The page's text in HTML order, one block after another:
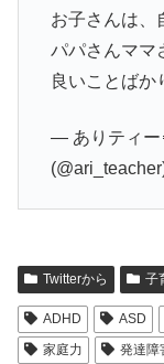
お子さんは、
パパさんママ
良いことばか
— ありティー
Twitterから 子
ADHD ASD
家庭力
発達障